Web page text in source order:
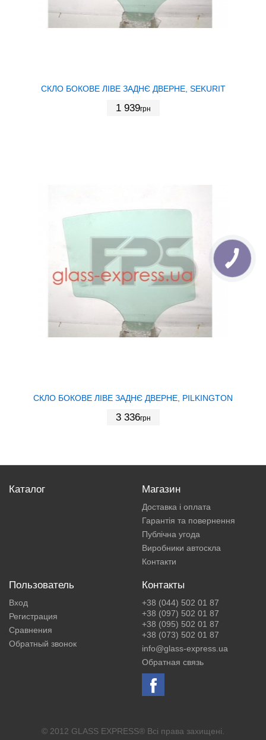
СКЛО БОКОВЕ ЛІВЕ ЗАДНЄ ДВЕРНЕ, SEKURIT
1 939грн
СКЛО БОКОВЕ ЛІВЕ ЗАДНЄ ДВЕРНЕ, PILKINGTON
3 336грн
Каталог Магазин
Доставка і оплата
Гарантія та повернення
Публічна угода
Виробники автоскла
Контакти
Пользователь
Вход
Регистрация
Сравнения
Обратный звонок
Контакты
+38 (044) 502 01 87
+38 (097) 502 01 87
+38 (095) 502 01 87
+38 (073) 502 01 87
info@glass-express.ua
Обратная связь
© 2012 GLASS EXPRESS® Всі права захищені.